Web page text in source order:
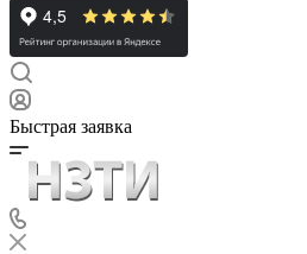
Быстрая заявка